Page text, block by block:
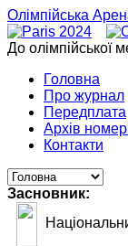
Олімпійська
До олімпійської
Головна
Про журнал
Передплата
Архів
Контакти
Засновник: